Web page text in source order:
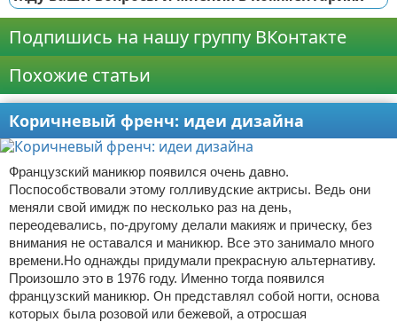
Подпишись на нашу группу ВКонтакте
Похожие статьи
Коричневый френч: идеи дизайна
Французский маникюр появился очень давно.
Поспособствовали этому голливудские актрисы. Ведь они
меняли свой имидж по несколько раз на день,
переодевались, по-другому делали макияж и прическу, без
внимания не оставался и маникюр. Все это занимало много
времени.Но однажды придумали прекрасную альтернативу.
Произошло это в 1976 году. Именно тогда появился
французский маникюр. Он представлял собой ногти, основа
которых была розовой или бежевой, а отросшая